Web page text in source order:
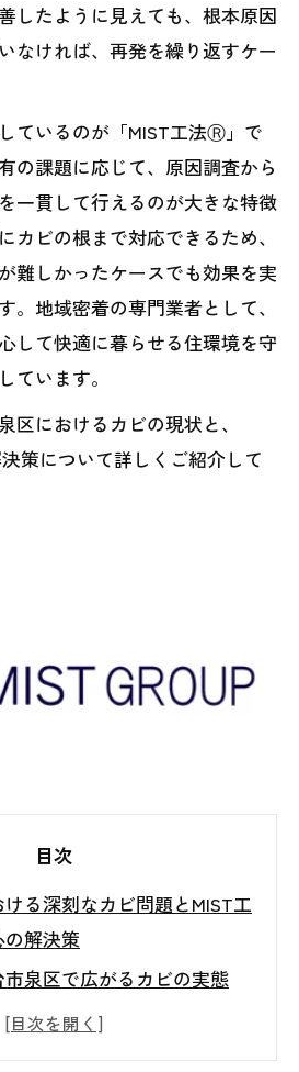
したように見えても、根本原因
なければ、再発を繰り返すケー
ているのが「MIST工法Ⓡ」で
の課題に応じて、原因調査から
一貫して行えるのが大きな特徴
カビの根まで対応できるため、
難しかったケースでも効果を実
。地域密着の専門業者として、
して快適に暮らせる住環境を守
ています。
区におけるカビの現状と、
策について詳しくご紹介して
目次
る深刻なカビ問題とMIST工
解決策
泉区で広がるカビの実態
健康と住環境への影響
よくある失敗